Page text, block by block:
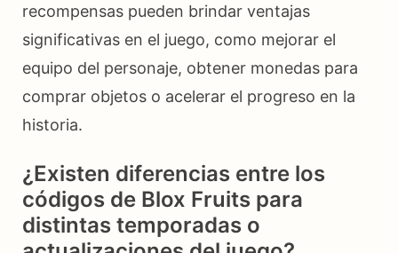
recompensas pueden brindar ventajas
significativas en el juego, como mejorar el
equipo del personaje, obtener monedas para
comprar objetos o acelerar el progreso en la
historia.
¿Existen diferencias entre los
códigos de Blox Fruits para
distintas temporadas o